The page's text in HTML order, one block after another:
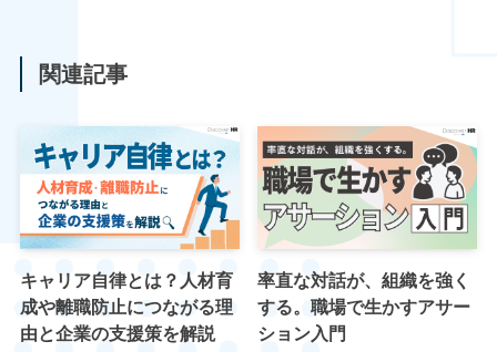
関連記事
キャリア自律とは？人材育
成や離職防止につながる理
由と企業の支援策を解説
率直な対話が、組織を強く
する。職場で生かすアサー
ション入門